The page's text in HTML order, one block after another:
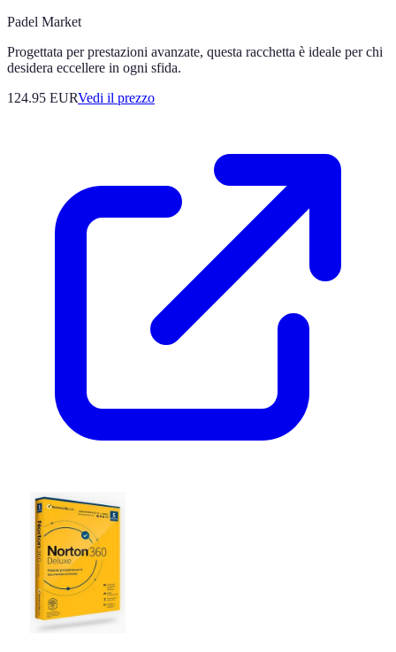
Padel Market
Progettata per prestazioni avanzate, questa racchetta è ideale per chi
desidera eccellere in ogni sfida.
124.95 EURVedi il prezzo